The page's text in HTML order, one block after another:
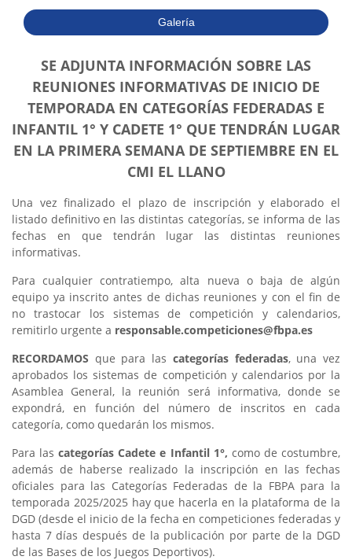
Galería
SE ADJUNTA INFORMACIÓN SOBRE LAS
REUNIONES INFORMATIVAS DE INICIO DE
TEMPORADA EN CATEGORÍAS FEDERADAS E
INFANTIL 1° Y CADETE 1° QUE TENDRÁN LUGAR
EN LA PRIMERA SEMANA DE SEPTIEMBRE EN EL
CMI EL LLANO
Una vez finalizado el plazo de inscripción y elaborado el
listado definitivo en las distintas categorías, se informa de las
fechas en que tendrán lugar las distintas reuniones
informativas.
Para cualquier contratiempo, alta nueva o baja de algún
equipo ya inscrito antes de dichas reuniones y con el fin de
no trastocar los sistemas de competición y calendarios,
remitirlo urgente a responsable.competiciones@fbpa.es
RECORDAMOS que para las categorías federadas, una vez
aprobados los sistemas de competición y calendarios por la
Asamblea General, la reunión será informativa, donde se
expondrá, en función del número de inscritos en cada
categoría, como quedarán los mismos.
Para lascategorías Cadete e Infantil 1°, como de costumbre,
además de haberse realizado la inscripción en las fechas
oficiales para las Categorías Federadas de la FBPA para la
temporada 2025/2025 hay que hacerla en la plataforma de la
DGD (desde el inicio de la fecha en competiciones federadas y
hasta 7 días después de la publicación por parte de la DGD
de las Bases de los Juegos Deportivos).